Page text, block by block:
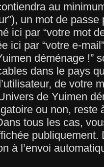
au
un mot de
ici par “votre mot
ici par “votre e-
déménage !”
dans le pays
de votre
de Yuimen
ou non,
tous les cas,
à l’envoi